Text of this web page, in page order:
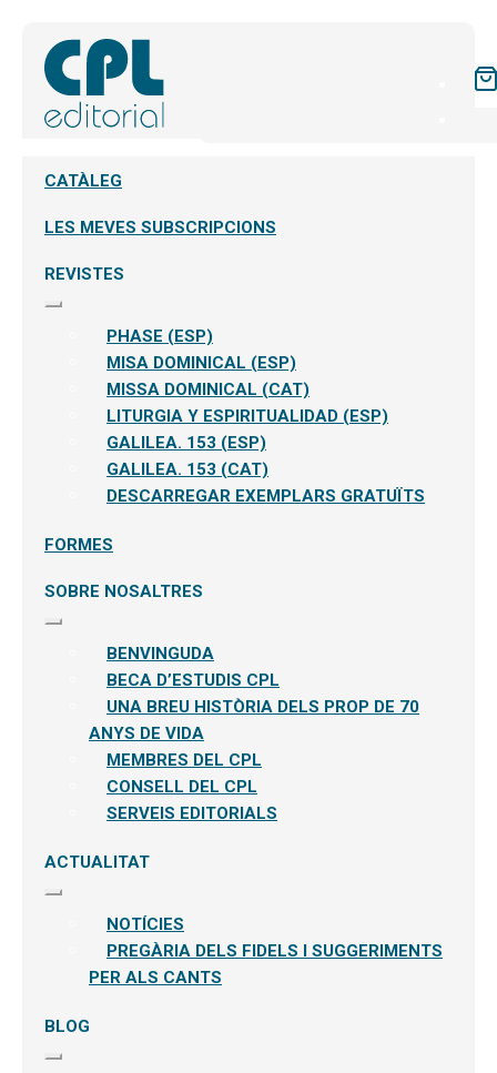
CATÀLEG
LES MEVES SUBSCRIPCIONS
REVISTES
Expandeix
secundari
PHASE (ESP)
MISA DOMINICAL (ESP)
MISSA DOMINICAL (CAT)
LITURGIA Y ESPIRITUALIDAD (ESP)
GALILEA. 153 (ESP)
GALILEA. 153 (CAT)
DESCARREGAR EXEMPLARS GRATUÏTS
FORMES
SOBRE NOSALTRES
Expandeix
secundari
BENVINGUDA
BECA D’ESTUDIS CPL
UNA BREU HISTÒRIA DELS PROP DE 70
ANYS DE VIDA
MEMBRES DEL CPL
CONSELL DEL CPL
SERVEIS EDITORIALS
ACTUALITAT
Expandeix
secundari
NOTÍCIES
PREGÀRIA DELS FIDELS I SUGGERIMENTS
PER ALS CANTS
BLOG
Expandeix